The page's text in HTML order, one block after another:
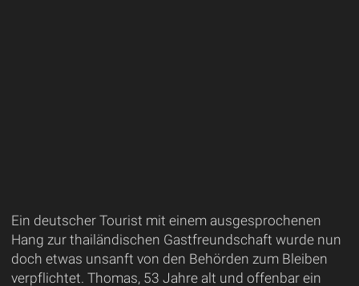
Ein deutscher Tourist mit einem ausgesprochenen
Hang zur thailändischen Gastfreundschaft wurde nun
doch etwas unsanft von den Behörden zum Bleiben
verpflichtet. Thomas, 53 Jahre alt und offenbar ein